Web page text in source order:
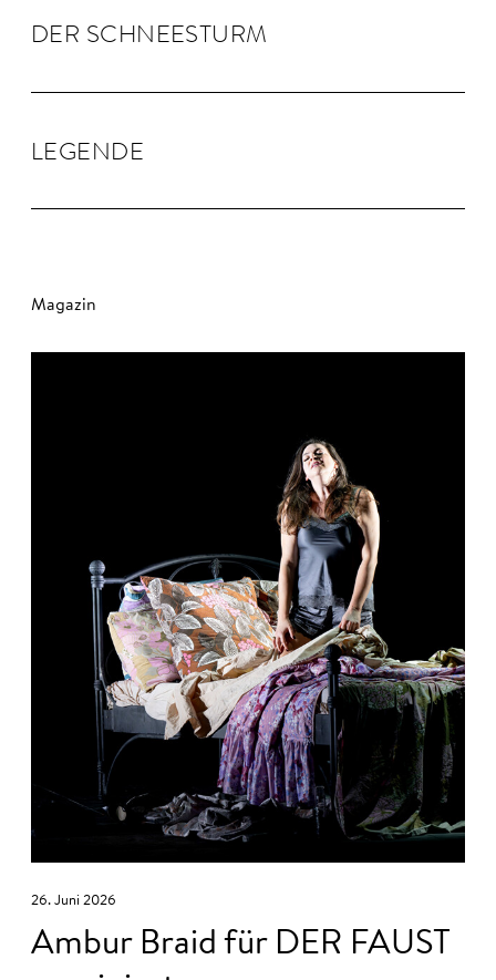
DER SCHNEE­STURM
LEGENDE
Magazin
26. Juni 2026
Ambur Braid für DER FAUST